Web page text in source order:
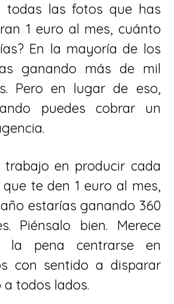
todas las fotos que has
1 euro al mes, cuánto
En la mayoría de los
ganando más de mil
Pero en lugar de eso,
puedes cobrar un
en producir cada
te den 1 euro al mes,
estarías ganando 360
Piénsalo bien. Merece
la pena centrarse en
con sentido a disparar
todos lados.